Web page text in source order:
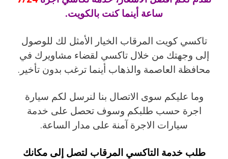
ساعة أينما كنت بالكويت.
تاكسي كويت المرقاب الخيار الأمثل لك للوصول
إلى وجهتك من خلال تاكسي لقضاء مشاويرك في
محافظة العاصمة والذهاب أينما ترغب بدون تأخير.
وما عليكم سوى الاتصال بنا لنرسل لكم سيارة
اجرة حسب طلبكم وسوف تحصل على خدمة
سيارات الاجرة آمنة على مدار الساعة.
طلب خدمة التاكسي المرقاب لتصل إلى مكانك